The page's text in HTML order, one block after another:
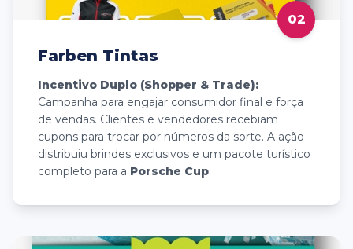
02
Farben Tintas
Incentivo Duplo (Shopper & Trade):
Campanha para engajar consumidor final e força
de vendas. Clientes e vendedores recebiam
cupons para trocar por números da sorte. A ação
distribuiu brindes exclusivos e um pacote turístico
completo para a Porsche Cup.